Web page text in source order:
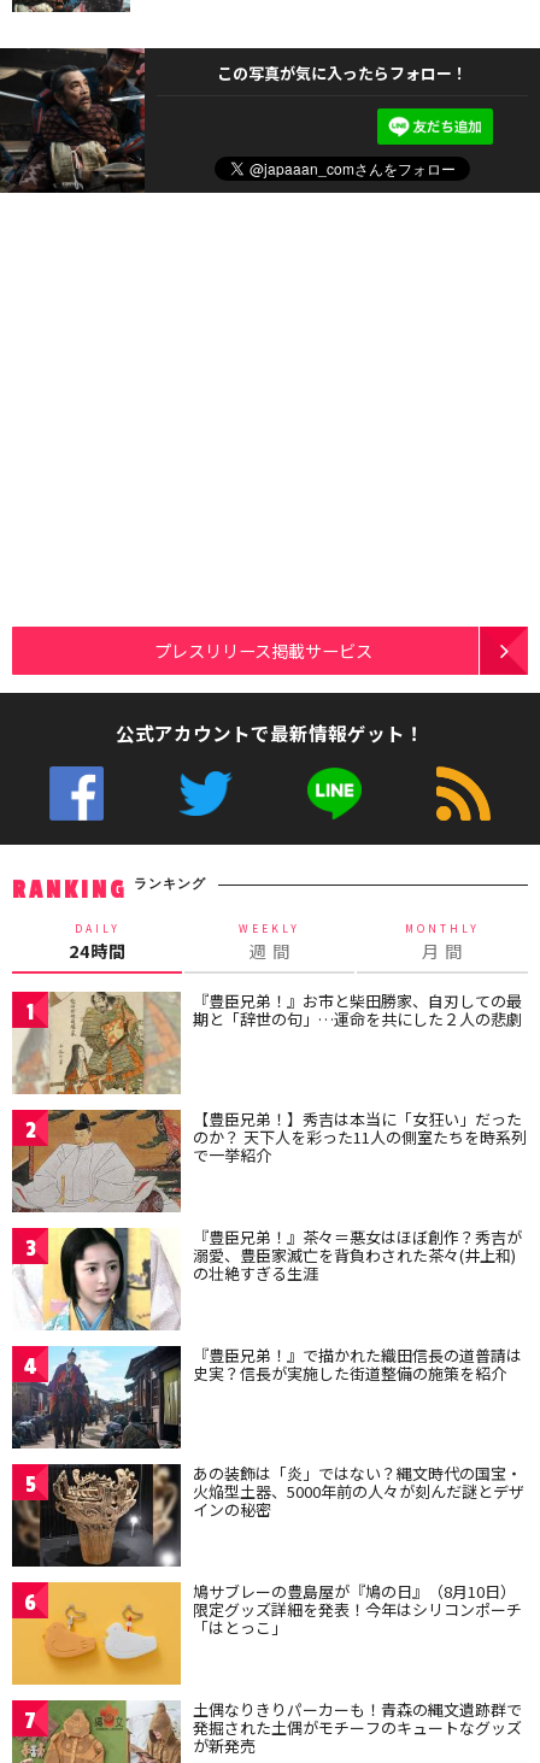
この写真が気に入ったらフォロー！
プレスリリース掲載サービス
公式アカウントで最新情報ゲット！
RANKING ランキング
DAILY
24時間
WEEKLY
週 間
MONTHLY
月 間
1 『豊臣兄弟！』お市と柴田勝家、自刃しての最
期と「辞世の句」…運命を共にした２人の悲劇
2 【豊臣兄弟！】秀吉は本当に「女狂い」だった
のか？ 天下人を彩った11人の側室たちを時系列
で一挙紹介
3 『豊臣兄弟！』茶々＝悪女はほぼ創作？秀吉が
溺愛、豊臣家滅亡を背負わされた茶々(井上和)
の壮絶すぎる生涯
4 『豊臣兄弟！』で描かれた織田信長の道普請は
史実？信長が実施した街道整備の施策を紹介
5 あの装飾は「炎」ではない？縄文時代の国宝・
火焔型土器、5000年前の人々が刻んだ謎とデザ
インの秘密
6 鳩サブレーの豊島屋が『鳩の日』（8月10日）
限定グッズ詳細を発表！今年はシリコンポーチ
「はとっこ」
7 土偶なりきりパーカーも！青森の縄文遺跡群で
発掘された土偶がモチーフのキュートなグッズ
が新発売